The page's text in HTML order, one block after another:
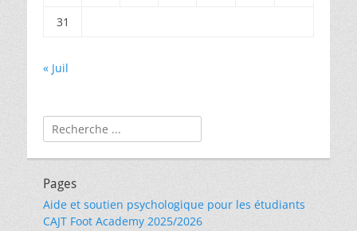
31
« Juil
Rechercher :
Pages
Aide et soutien psychologique pour les étudiants
CAJT Foot Academy 2025/2026